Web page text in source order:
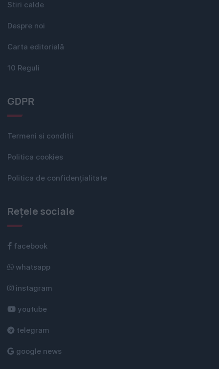
Stiri calde
Despre noi
Carta editorială
10 Reguli
GDPR
Termeni si conditii
Politica cookies
Politica de confidențialitate
Rețele sociale
facebook
whatsapp
instagram
youtube
telegram
google news